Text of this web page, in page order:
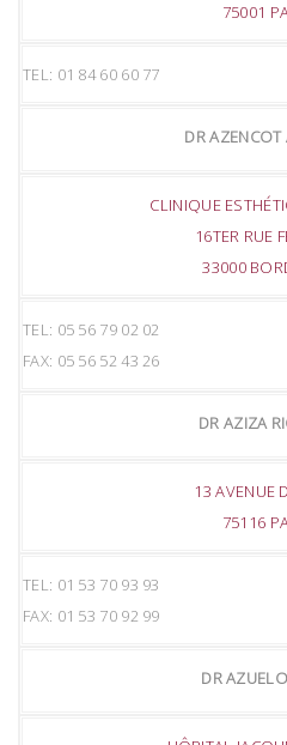
75001
TEL: 01 84 60 60 77
DR AZENCOT
CLINIQUE
16TER RUE
33000
TEL: 05 56 79 02 02
FAX: 05 56 52 43 26
DR AZIZA
13 AVENUE
75116
TEL: 01 53 70 93 93
FAX: 01 53 70 92 99
DR